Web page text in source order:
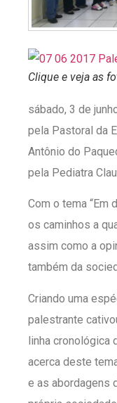
Clique e veja as
sábado, 3 de
pela Pastoral da
Antônio do
pela Pediatra
Com o tema “Em
os caminhos a
assim como a
também da
Criando uma
palestrante
linha cronológica
acerca deste
e as abordagens